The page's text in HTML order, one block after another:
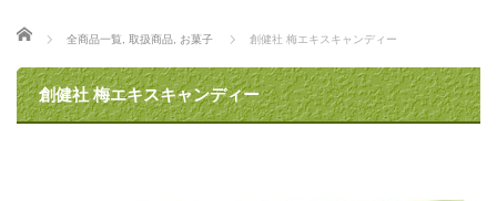
ホーム
全商品一覧 取扱商品 お菓子 創健社 梅エキスキャンディー
創健社 梅エキスキャンディー